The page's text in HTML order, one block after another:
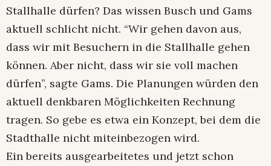
Stallhalle dürfen? Das wissen Busch und Gams
aktuell schlicht nicht. “Wir gehen davon aus,
dass wir mit Besuchern in die Stallhalle gehen
können. Aber nicht, dass wir sie voll machen
dürfen”, sagte Gams. Die Planungen würden den
aktuell denkbaren Möglichkeiten Rechnung
tragen. So gebe es etwa ein Konzept, bei dem die
Stadthalle nicht miteinbezogen wird.
Ein bereits ausgearbeitetes und jetzt schon